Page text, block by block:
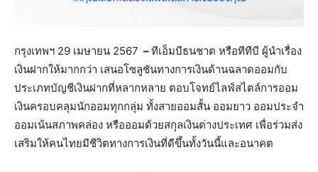
กรุงเทพฯ 29 เมษายน 2567 –ทีเอ็มบีธนชาต หรือทีทีบี ผู้นำเรื่อง
เงินฝากให้มากกว่า เสนอโซลูชันทางการเงินด้านฉลาดออมกับ
ประเภทบัญชีเงินฝากที่หลากหลาย ตอบโจทย์ไลฟ์สไตล์การออม
เงินครอบคลุมนักออมทุกกลุ่ม ทั้งสายออมสั้น ออมยาว ออมประจำ
ออมเน้นสภาพคล่อง หรือออมด้วยสกุลเงินต่างประเทศ เพื่อร่วมส่ง
เสริมให้คนไทยมีชีวิตทางการเงินที่ดีขึ้นทั้งวันนี้และอนาคต